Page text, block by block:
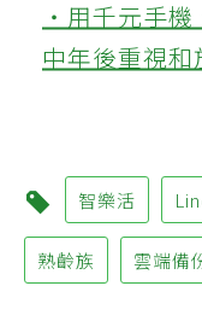
‧用千元手機
中年後重視
智樂活
熟齡族 雲端備